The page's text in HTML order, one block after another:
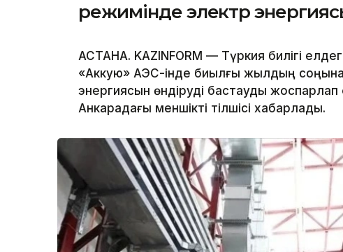
режимінде электр
АСТАНА. KAZINFORM — Түркия билігі
«Аккую» АЭС-інде биылғы жылдың
энергиясын өндіруді бастауды жоспарлап
Анкарадағы меншікті тілшісі хабарлады.